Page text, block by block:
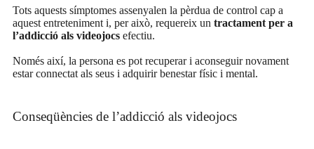
Tots aquests símptomes assenyalen la pèrdua de control cap a
aquest entreteniment i, per això, requereix un tractament per a
l’addicció als videojocs efectiu.
Només així, la persona es pot recuperar i aconseguir novament
estar connectat als seus i adquirir benestar físic i mental.
Conseqüències de l’addicció als videojocs